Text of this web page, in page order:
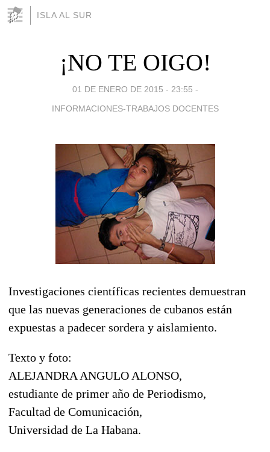
ISLA AL SUR
¡NO TE OIGO!
01 DE ENERO DE 2015 - 23:55 -
INFORMACIONES-TRABAJOS DOCENTES
Investigaciones científicas recientes demuestran
que las nuevas generaciones de cubanos están
expuestas a padecer sordera y aislamiento.
Texto y foto:
ALEJANDRA ANGULO ALONSO,
estudiante de primer año de Periodismo,
Facultad de Comunicación,
Universidad de La Habana.